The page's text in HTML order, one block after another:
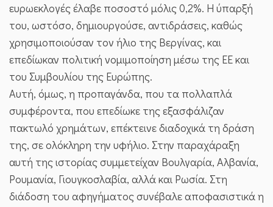
ευρωεκλογές έλαβε ποσοστό μόλις 0,2%. Η ύπαρξή
του, ωστόσο, δημιουργούσε, αντιδράσεις, καθώς
χρησιμοποιούσαν τον ήλιο της Βεργίνας, και
επεδίωκαν πολιτική νομιμοποίηση μέσω της ΕΕ και
του Συμβουλίου της Ευρώπης.
Αυτή, όμως, η προπαγάνδα, που τα πολλαπλά
συμφέροντα, που επεδίωκε της εξασφάλιζαν
πακτωλό χρημάτων, επέκτεινε διαδοχικά τη δράση
της, σε ολόκληρη την υφήλιο. Στην παραχάραξη
αυτή της ιστορίας συμμετείχαν Βουλγαρία, Αλβανία,
Ρουμανία, Γιουγκοσλαβία, αλλά και Ρωσία. Στη
διάδοση του αφηγήματος συνέβαλε αποφασιστικά η